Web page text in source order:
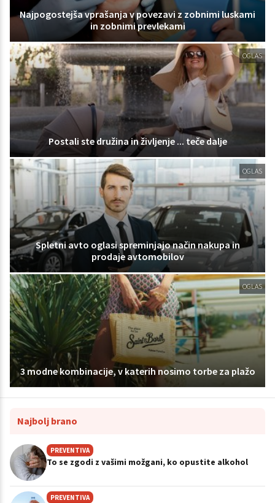
Najpogostejša vprašanja v povezavi z zobnimi luskami
in zobnimi prevlekami
OGLAS
Postali ste družina in življenje ... teče dalje
OGLAS
Spletni avto oglasi spreminjajo način nakupa in
prodaje avtomobilov
OGLAS
3 modne kombinacije, v katerih nosimo torbe za plažo
Najbolj brano
PREVENTIVA
To se zgodi z vašimi možgani, ko opustite alkohol
PREVENTIVA